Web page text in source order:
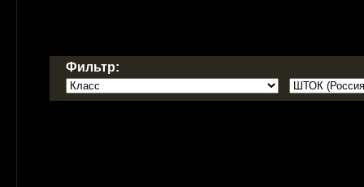
Фильтр: